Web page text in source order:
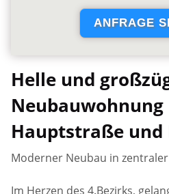
Helle und
Hauptstraße und
Moderner Neubau in
Im Herzen des 4.Bezirks,